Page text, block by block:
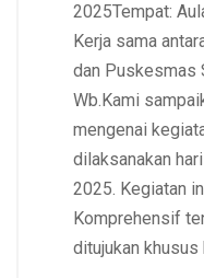
2025Tempat:
Kerja sama
dan Puskesmas
Wb.Kami
mengenai
dilaksanakan
2025. Kegiatan
Komprehensif
ditujukan khusus